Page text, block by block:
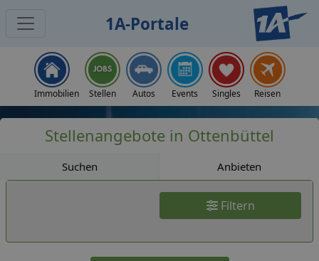
1A-Portale
Immobilien Stellen Autos Events Singles Reisen
Stellenangebote in Ottenbüttel
Suchen Anbieten
Filtern